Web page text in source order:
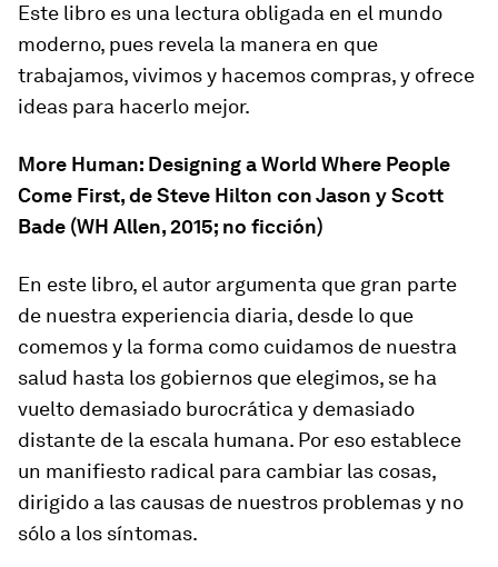
Este libro es una lectura obligada en el mundo
moderno, pues revela la manera en que
trabajamos, vivimos y hacemos compras, y ofrece
ideas para hacerlo mejor.
More Human: Designing a World Where People
Come First, de Steve Hilton con Jason y Scott
Bade (WH Allen, 2015; no ficción)
En este libro, el autor argumenta que gran parte
de nuestra experiencia diaria, desde lo que
comemos y la forma como cuidamos de nuestra
salud hasta los gobiernos que elegimos, se ha
vuelto demasiado burocrática y demasiado
distante de la escala humana. Por eso establece
un manifiesto radical para cambiar las cosas,
dirigido a las causas de nuestros problemas y no
sólo a los síntomas.